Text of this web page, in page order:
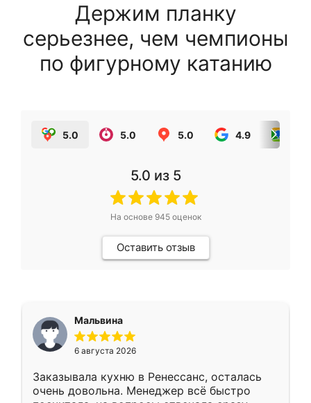
Держим планку
серьезнее, чем чемпионы
по фигурному катанию
5.0 5.0 5.0 4.9
5.0 из 5
На основе 945оценок
Оставить отзыв
Мальвина
6 августа 2026
Заказывала кухню в Ренессанс, осталась
очень довольна. Менеджер всё быстро